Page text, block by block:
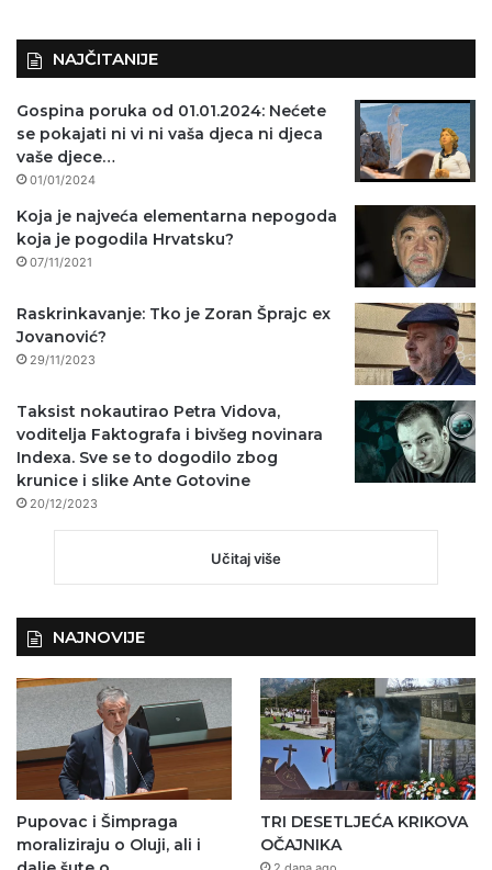
NAJČITANIJE
Gospina poruka od 01.01.2024: Nećete
se pokajati ni vi ni vaša djeca ni djeca
vaše djece…
01/01/2024
Koja je najveća elementarna nepogoda
koja je pogodila Hrvatsku?
07/11/2021
Raskrinkavanje: Tko je Zoran Šprajc ex
Jovanović?
29/11/2023
Taksist nokautirao Petra Vidova,
voditelja Faktografa i bivšeg novinara
Indexa. Sve se to dogodilo zbog
krunice i slike Ante Gotovine
20/12/2023
Učitaj više
NAJNOVIJE
Pupovac i Šimpraga
moraliziraju o Oluji, ali i
TRI DESETLJEĆA KRIKOVA
OČAJNIKA